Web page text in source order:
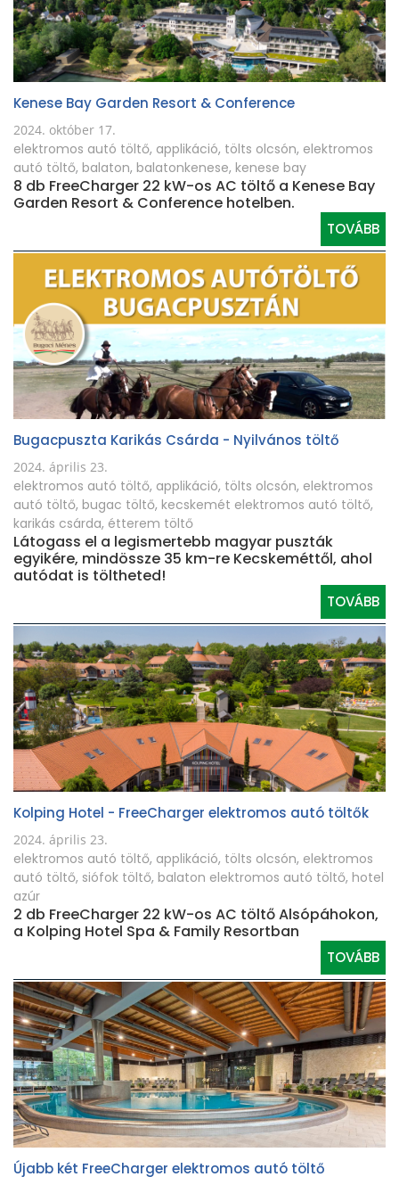
Kenese Bay Garden Resort & Conference
2024. október 17.
elektromos autó töltő, applikáció, tölts olcsón, elektromos
autó töltő, balaton, balatonkenese, kenese bay
8 db FreeCharger 22 kW-os AC töltő a Kenese Bay
Garden Resort & Conference hotelben.
TOVÁBB
Bugacpuszta Karikás Csárda - Nyilvános töltő
2024. április 23.
elektromos autó töltő, applikáció, tölts olcsón, elektromos
autó töltő, bugac töltő, kecskemét elektromos autó töltő,
karikás csárda, étterem töltő
Látogass el a legismertebb magyar puszták
egyikére, mindössze 35 km-re Kecskeméttől, ahol
autódat is töltheted!
TOVÁBB
Kolping Hotel - FreeCharger elektromos autó töltők
2024. április 23.
elektromos autó töltő, applikáció, tölts olcsón, elektromos
autó töltő, siófok töltő, balaton elektromos autó töltő, hotel
azúr
2 db FreeCharger 22 kW-os AC töltő Alsópáhokon,
a Kolping Hotel Spa & Family Resortban
TOVÁBB
Újabb két FreeCharger elektromos autó töltő